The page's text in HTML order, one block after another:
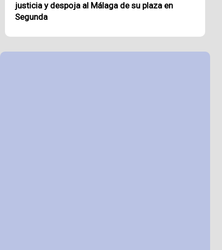
justicia y despoja al Málaga de su plaza en
Segunda